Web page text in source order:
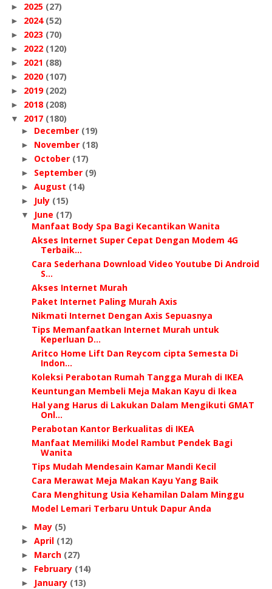
► 2025 (27)
► 2024 (52)
► 2023 (70)
► 2022 (120)
► 2021 (88)
► 2020 (107)
► 2019 (202)
► 2018 (208)
▼ 2017 (180)
► December (19)
► November (18)
► October (17)
► September (9)
► August (14)
► July (15)
▼ June (17)
Manfaat Body Spa Bagi Kecantikan Wanita
Akses Internet Super Cepat Dengan Modem 4G
Terbaik...
Cara Sederhana Download Video Youtube Di Android
S...
Akses Internet Murah
Paket Internet Paling Murah Axis
Nikmati Internet Dengan Axis Sepuasnya
Tips Memanfaatkan Internet Murah untuk
Keperluan D...
Aritco Home Lift Dan Reycom cipta Semesta Di
Indon...
Koleksi Perabotan Rumah Tangga Murah di IKEA
Keuntungan Membeli Meja Makan Kayu di Ikea
Hal yang Harus di Lakukan Dalam Mengikuti GMAT
Onl...
Perabotan Kantor Berkualitas di IKEA
Manfaat Memiliki Model Rambut Pendek Bagi
Wanita
Tips Mudah Mendesain Kamar Mandi Kecil
Cara Merawat Meja Makan Kayu Yang Baik
Cara Menghitung Usia Kehamilan Dalam Minggu
Model Lemari Terbaru Untuk Dapur Anda
► May (5)
► April (12)
► March (27)
► February (14)
► January (13)